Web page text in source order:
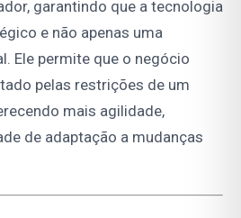
garantindo que a tecnologia
e não apenas uma
Ele permite que o negócio
pelas restrições de um
mais agilidade,
de adaptação a mudanças